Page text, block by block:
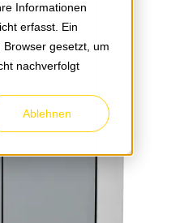
Informationen
erfasst. Ein
gesetzt, um
nachverfolgt
Ablehnen